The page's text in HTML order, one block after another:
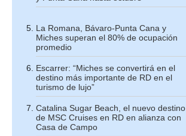
La Romana, Bávaro-Punta Cana y
Miches superan el 80% de ocupación
promedio
Escarrer: “Miches se convertirá en el
destino más importante de RD en el
turismo de lujo”
Catalina Sugar Beach, el nuevo destino
de MSC Cruises en RD en alianza con
Casa de Campo